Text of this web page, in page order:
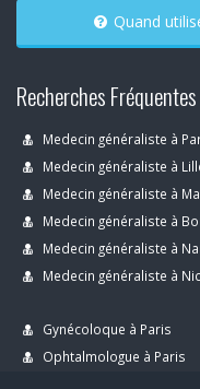
Recherches Fréquentes
Medecin généraliste à
Medecin généraliste à
Medecin généraliste à
Medecin généraliste à
Medecin généraliste à
Medecin généraliste à
Gynécoloque à Paris
Ophtalmologue à Paris